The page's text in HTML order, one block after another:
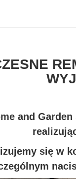
and
się w